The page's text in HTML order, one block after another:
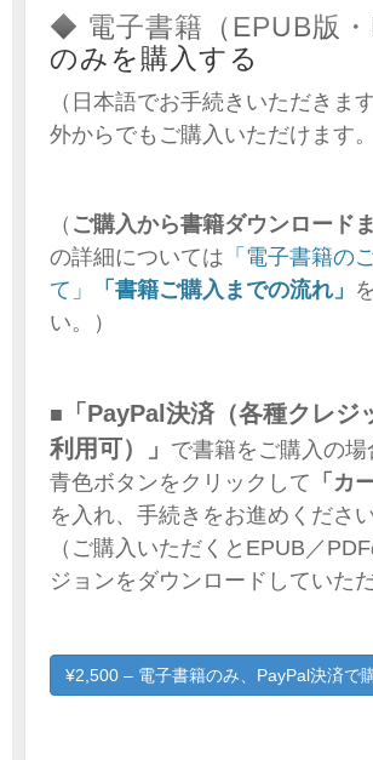
◆ 電子書籍（EPUB版・
のみを購入する
（日本語でお手続きいただきま
外からでもご購入いただけます。
（ ご購入から書籍ダウンロード
の詳細については 「電子書籍の
て」
「書籍ご購入までの流れ」
い。）
■ 「PayPal決済（各種クレジ
利用可）」 で書籍をご購入の
青色ボタンをクリックして 「カ
を入れ、手続きをお進めください
（ご購入いただくとEPUB／
ジョンをダウンロードしていた
¥2,500 – 電子書籍のみ、PayPal決済で